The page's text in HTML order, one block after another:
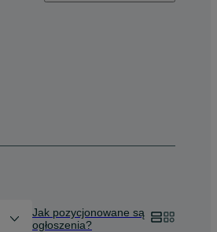
Jak pozycjonowane są
ogłoszenia?